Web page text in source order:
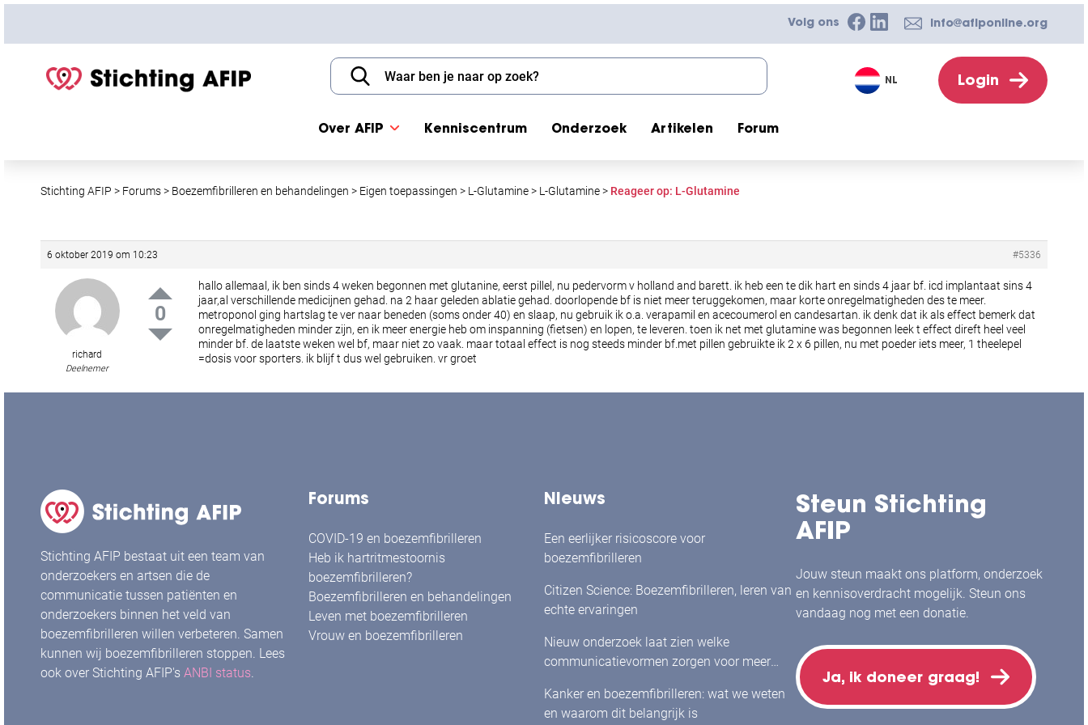
S
Volg ons info@afiponline.org
Over AFIP Kenniscentrum Onderzoek Artikelen Forum
Login
NL
Stichting AFIP > Forums> Boezemfibrilleren en behandelingen > Eigen toepassingen > L-Glutamine> L-Glutamine> Reageer op: L-Glutamine
6 oktober 2019 om 10:23 #5336
richard
Deelnemer
0
hallo allemaal, ik ben sinds 4 weken begonnen met glutanine, eerst pillel, nu pedervorm v holland and barett. ik heb een te dik hart en sinds 4 jaar bf. icd implantaat sins 4
jaar,al verschillende medicijnen gehad. na 2 haar geleden ablatie gehad. doorlopende bf is niet meer teruggekomen, maar korte onregelmatigheden des te meer.
metroponol ging hartslag te ver naar beneden (soms onder 40) en slaap, nu gebruik ik o.a. verapamil en acecoumerol en candesartan. ik denk dat ik als effect bemerk dat
onregelmatigheden minder zijn, en ik meer energie heb om inspanning (fietsen) en lopen, te leveren. toen ik net met glutamine was begonnen leek t effect direft heel veel
minder bf. de laatste weken wel bf, maar niet zo vaak. maar totaal effect is nog steeds minder bf.met pillen gebruikte ik 2 x 6 pillen, nu met poeder iets meer, 1 theelepel
=dosis voor sporters. ik blijf t dus wel gebruiken. vr groet
Stichting AFIP bestaat uit een team van
onderzoekers en artsen die de
communicatie tussen patiënten en
onderzoekers binnen het veld van
boezemfibrilleren willen verbeteren. Samen
kunnen wij boezemfibrilleren stoppen. Lees
ook over Stichting AFIP's ANBI status.
Forums
COVID-19 en boezemfibrilleren
Heb ik hartritmestoornis
boezemfibrilleren?
Boezemfibrilleren en behandelingen
Leven met boezemfibrilleren
Vrouw en boezemfibrilleren
Nieuws
Een eerlijker risicoscore voor
boezemfibrilleren
Citizen Science: Boezemfibrilleren, leren van
echte ervaringen
Nieuw onderzoek laat zien welke
communicatievormen zorgen voor meer
met boezemfibrilleren
Kanker en boezemfibrilleren: wat we weten
en waarom dit belangrijk is
Steun Stichting
AFIP
Jouw steun maakt ons platform, onderzoek
en kennisoverdracht mogelijk. Steun ons
vandaag nog met een donatie.
Ja, ik doneer graag!